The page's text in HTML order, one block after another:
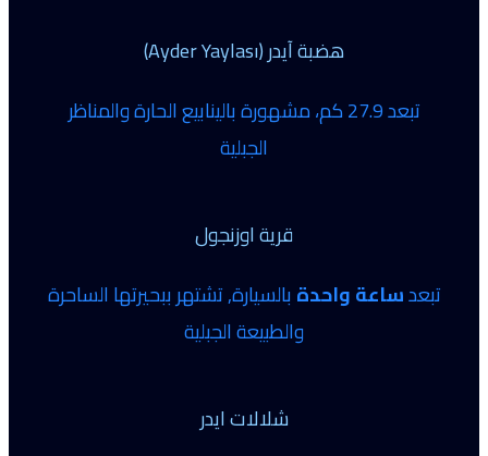
هضبة آيدر (Ayder Yaylası)
تبعد27.9كم،مشهورةبالينابيعالحارةوالمناظر
الجبلية
قرية اوزنجول
تبعدساعة واحدةبالسيارة, تشتهر ببحيرتها الساحرة
والطبيعة الجبلية
شلالات ايدر